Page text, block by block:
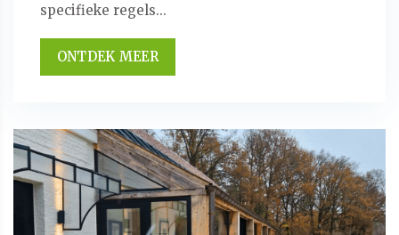
specifieke regels...
ONTDEK MEER